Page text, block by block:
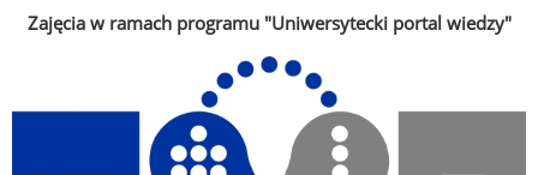
Zajęcia w ramach programu "Uniwersytecki portal wiedzy"